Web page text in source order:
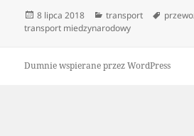
Data
publikacji
8 lipca 2018 Kategorie
transport Tagi
transport miedzynarodowy
Dumnie wspierane przez WordPress